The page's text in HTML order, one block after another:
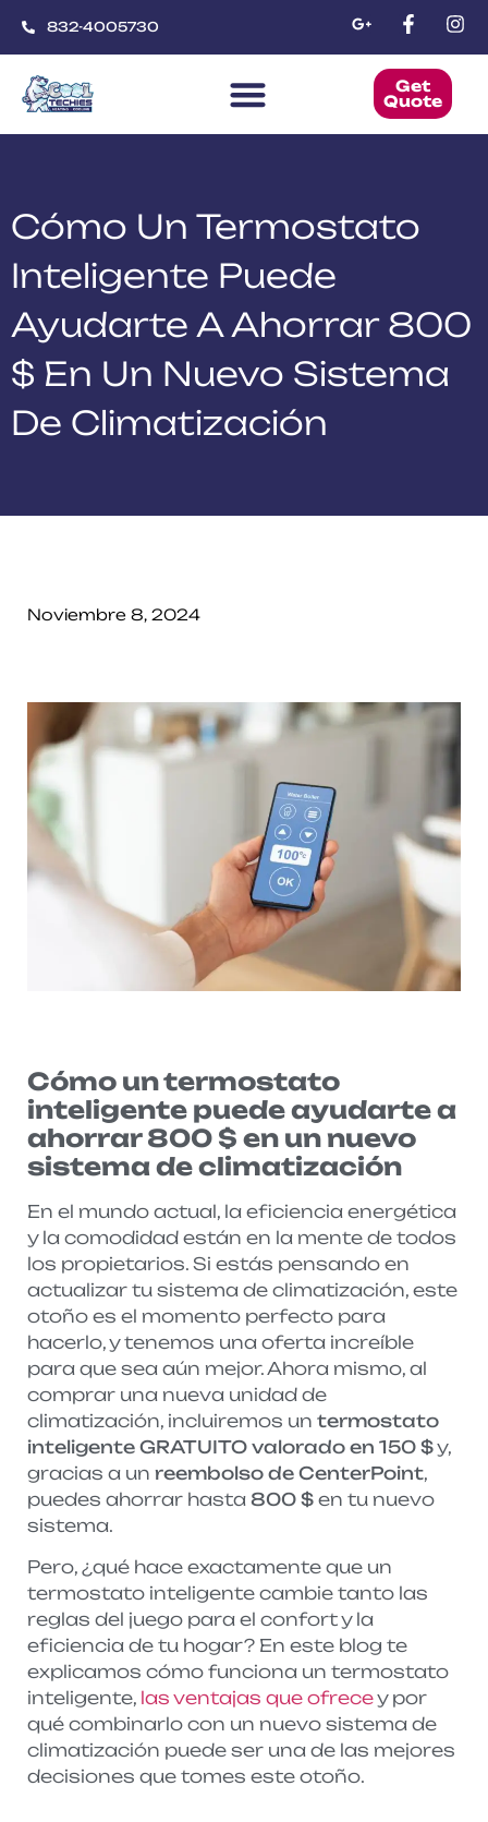
832-4005730
Get
Quote
Cómo Un Termostato
Inteligente Puede
Ayudarte A Ahorrar 800
$ En Un Nuevo Sistema
De Climatización
Noviembre 8, 2024
Cómo un termostato
inteligente puede ayudarte a
ahorrar 800 $ en un nuevo
sistema de climatización
En el mundo actual, la eficiencia energética
y la comodidad están en la mente de todos
los propietarios. Si estás pensando en
actualizar tu sistema de climatización, este
otoño es el momento perfecto para
hacerlo, y tenemos una oferta increíble
para que sea aún mejor. Ahora mismo, al
comprar una nueva unidad de
climatización, incluiremos un termostato
inteligente GRATUITO valorado en 150 $y,
gracias a un reembolso de CenterPoint,
puedes ahorrar hasta 800 $ en tu nuevo
sistema.
Pero, ¿qué hace exactamente que un
termostato inteligente cambie tanto las
reglas del juego para el confort y la
eficiencia de tu hogar? En este blog te
explicamos cómo funciona un termostato
inteligente, las ventajas que ofrecey por
qué combinarlo con un nuevo sistema de
climatización puede ser una de las mejores
decisiones que tomes este otoño.